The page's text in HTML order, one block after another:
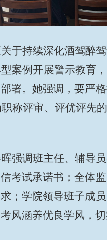
于持续深化酒驾醉
案例开展警示教育
署。她强调，要严
称评审、评优评先
强调班主任、辅导
考试承诺书；全体
；学院领导班子成
风涵养优良学风，切